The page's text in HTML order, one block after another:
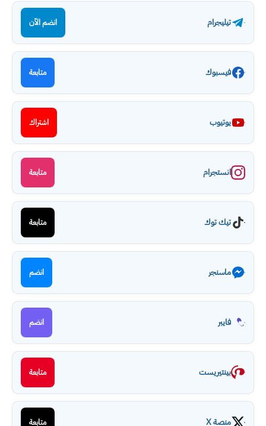
تيليجرام انضم الآن
فيسبوك متابعة
يوتيوب اشتراك
انستجرام متابعة
تيك توك متابعة
ماسنجر انضم
فايبر انضم
بينتيريست متابعة
منصة X متابعة